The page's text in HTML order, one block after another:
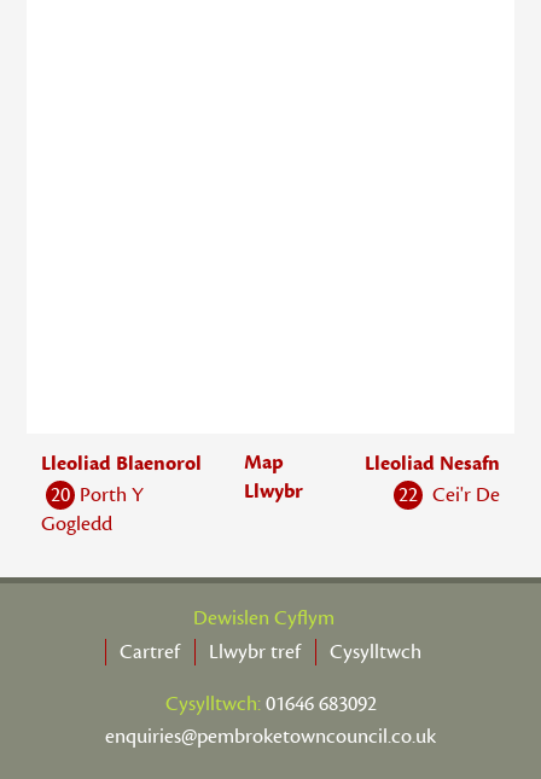
Lleoliad Blaenorol
20 Porth Y
Gogledd
Map
Llwybr
Lleoliad Nesafn
22 Cei'r De
Dewislen Cyflym
Cartref
Llwybr tref
Cysylltwch
Cysylltwch:01646 683092
enquiries@pembroketowncouncil.co.uk